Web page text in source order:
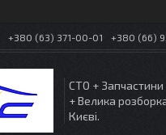
+380 (63) 371-00-01 +380 (66)
СТО + Запчастини
+ Велика
Києві.